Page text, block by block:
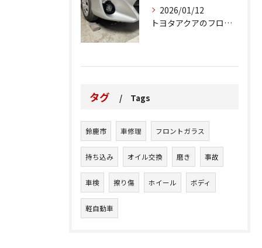
2026/01/12
トヨタアクアのフロントバンパーの右下側を縁石にぶつけてできた...
タグ Tags
鈴鹿市 車修理 フロントガラス
持ち込み オイル交換 磨き 事故
車検 擦り傷 ホイール ボディ
軽自動車